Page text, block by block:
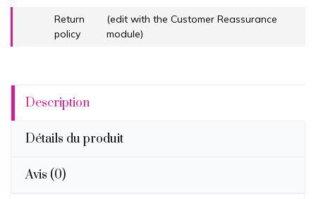
Return
policy
(edit with the Customer Reassurance
module)
Description
Détails du produit
Avis (0)